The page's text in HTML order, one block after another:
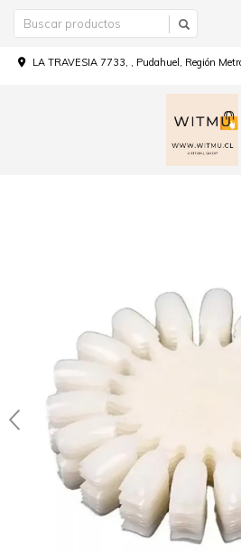
LA TRAVESIA 7733, , Pudahuel, Región